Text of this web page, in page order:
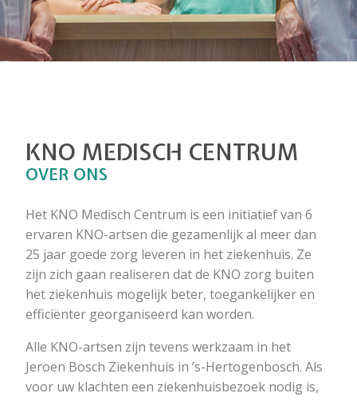
KNO MEDISCH CENTRUM
OVER ONS
Het KNO Medisch Centrum is een initiatief van 6
ervaren KNO-artsen die gezamenlijk al meer dan
25 jaar goede zorg leveren in het ziekenhuis. Ze
zijn zich gaan realiseren dat de KNO zorg buiten
het ziekenhuis mogelijk beter, toegankelijker en
efficiënter georganiseerd kan worden.
Alle KNO-artsen zijn tevens werkzaam in het
Jeroen Bosch Ziekenhuis in ’s-Hertogenbosch. Als
voor uw klachten een ziekenhuisbezoek nodig is,